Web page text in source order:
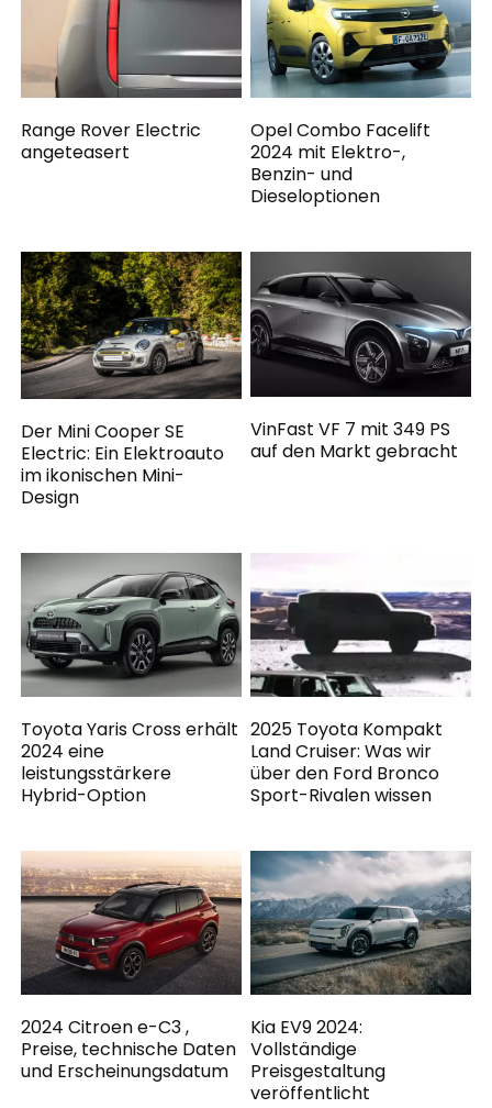
Range Rover Electric
angeteasert
Opel Combo Facelift
2024 mit Elektro-,
Benzin- und
Dieseloptionen
Der Mini Cooper SE
Electric: Ein Elektroauto
im ikonischen Mini-
Design
VinFast VF 7 mit 349 PS
auf den Markt gebracht
Toyota Yaris Cross erhält
2024 eine
leistungsstärkere
Hybrid-Option
2025 Toyota Kompakt
Land Cruiser: Was wir
über den Ford Bronco
Sport-Rivalen wissen
2024 Citroen e-C3 ,
Preise, technische Daten
und Erscheinungsdatum
Kia EV9 2024:
Vollständige
Preisgestaltung
veröffentlicht